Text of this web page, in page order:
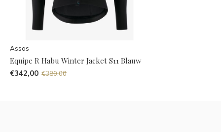
Assos
Equipe R Habu Winter Jacket S11 Blauw
€342,00 €380,00